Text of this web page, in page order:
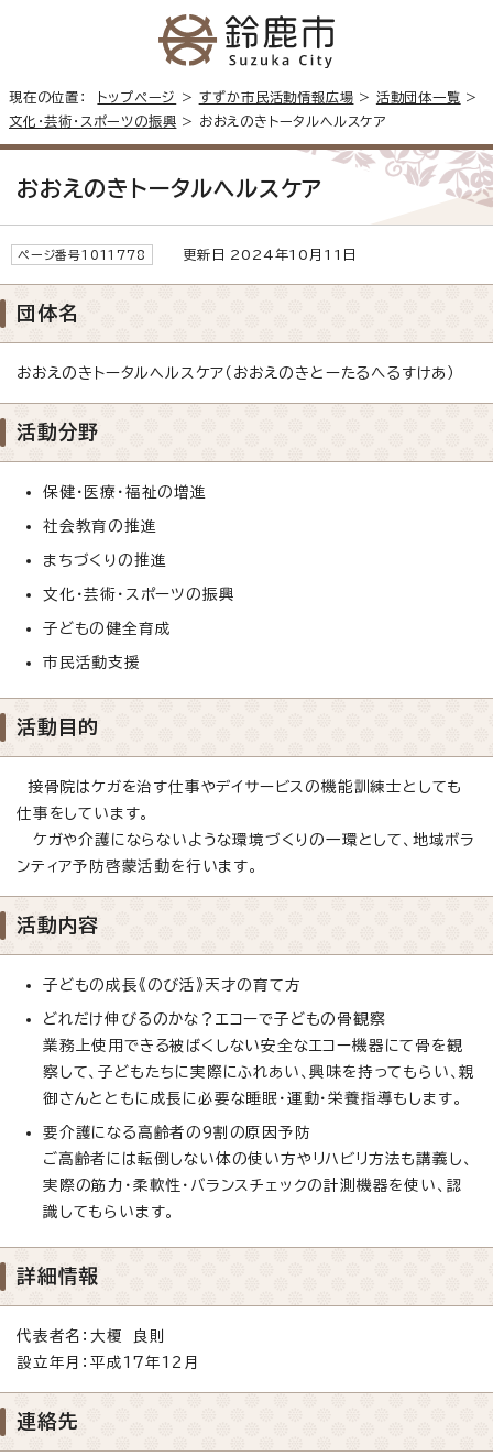
現在の位置： トップページ > すずか市民活動情報広場 > 活動団体一覧 >
文化・芸術・スポーツの振興 > おおえのきトータルヘルスケア
おおえのきトータルヘルスケア
ページ番号1011778 更新日 2024年10月11日
団体名
おおえのきトータルヘルスケア（おおえのきとーたるへるすけあ）
活動分野
保健・医療・福祉の増進
社会教育の推進
まちづくりの推進
文化・芸術・スポーツの振興
子どもの健全育成
市民活動支援
活動目的
接骨院はケガを治す仕事やデイサービスの機能訓練士としても
仕事をしています。
ケガや介護にならないような環境づくりの一環として、地域ボラ
ンティア予防啓蒙活動を行います。
活動内容
子どもの成長《のび活》天才の育て方
どれだけ伸びるのかな？エコーで子どもの骨観察
業務上使用できる被ばくしない安全なエコー機器にて骨を観
察して、子どもたちに実際にふれあい、興味を持ってもらい、親
御さんとともに成長に必要な睡眠・運動・栄養指導もします。
要介護になる高齢者の9割の原因予防
ご高齢者には転倒しない体の使い方やリハビリ方法も講義し、
実際の筋力・柔軟性・バランスチェックの計測機器を使い、認
識してもらいます。
詳細情報
代表者名：大榎 良則
設立年月：平成17年12月
連絡先